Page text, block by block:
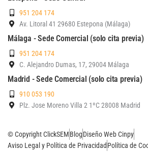
951 204 174
Av. Litoral 41 29680 Estepona (Málaga)
Málaga - Sede Comercial (solo cita previa)
951 204 174
C. Alejandro Dumas, 17, 29004 Málaga
Madrid - Sede Comercial (solo cita previa)
910 053 190
Plz. Jose Moreno Villa 2 1ºC 28008 Madrid
© Copyright ClickSEMBlogDiseño Web Cinpy
Aviso Legal y Política de Privacidad Política de